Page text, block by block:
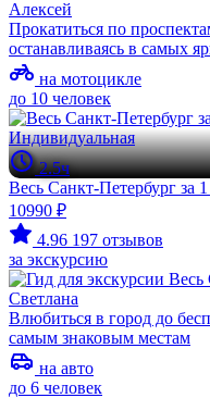
Алексей
Прокатиться по
останавливаясь в самых
на мотоцикле
до 10 человек
Индивидуальная
2.5ч
Весь Санкт-Петербург за
10990 ₽
4.96 197 отзывов
за экскурсию
Светлана
Влюбиться в город до
самым знаковым местам
на авто
до 6 человек